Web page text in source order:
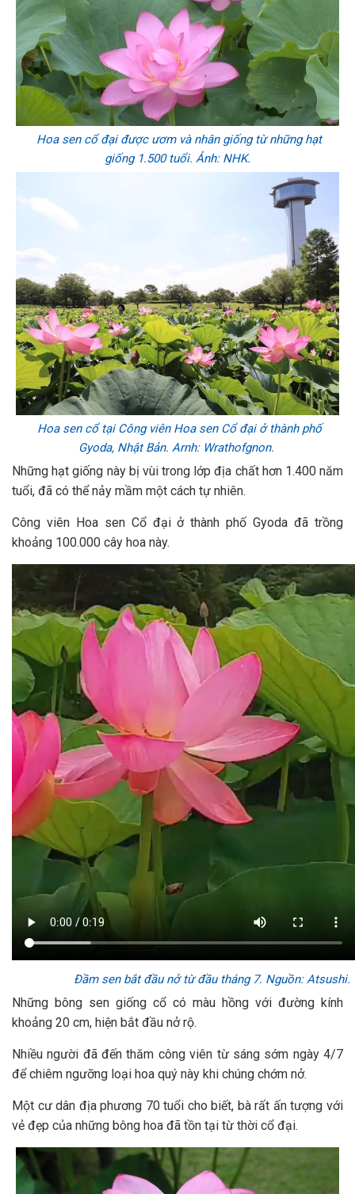
Hoa sen cổ đại được ươm và nhân giống từ những hạt
giống 1.500 tuổi. Ảnh: NHK.
Hoa sen cổ tại Công viên Hoa sen Cổ đại ở thành phố
Gyoda, Nhật Bản. Arnh: Wrathofgnon.
Những hạt giống này bị vùi trong lớp địa chất hơn 1.400 năm
tuổi, đã có thể nảy mầm một cách tự nhiên.
Công viên Hoa sen Cổ đại ở thành phố Gyoda đã trồng
khoảng 100.000 cây hoa này.
Đầm sen bắt đầu nở từ đầu tháng 7. Nguồn: Atsushi.
Những bông sen giống cổ có màu hồng với đường kính
khoảng 20 cm, hiện bắt đầu nở rộ.
Nhiều người đã đến thăm công viên từ sáng sớm ngày 4/7
để chiêm ngưỡng loại hoa quý này khi chúng chớm nở.
Một cư dân địa phương 70 tuổi cho biết, bà rất ấn tượng với
vẻ đẹp của những bông hoa đã tồn tại từ thời cổ đại.